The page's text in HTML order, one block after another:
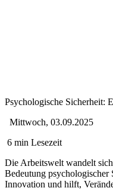
Psychologische Sicherheit:
Mittwoch, 03.09.2025
6 min Lesezeit
Die Arbeitswelt wandelt
Bedeutung psychologischer
Innovation und hilft,